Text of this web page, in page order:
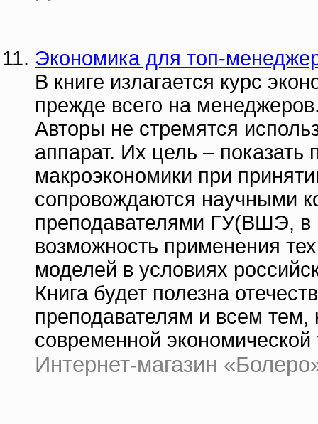
Экономика для топ-
В книге излагается курс
прежде всего нa
Авторы не стремятся
аппарат. Их цель –
макроэкономики при
сопровождаются научными
преподавателями ГУ(ВШЭ, в
возможность применения
моделей в условиях
Книга будет полезна
преподавателям и всем тем,
современной экономической
Интернет-магазин